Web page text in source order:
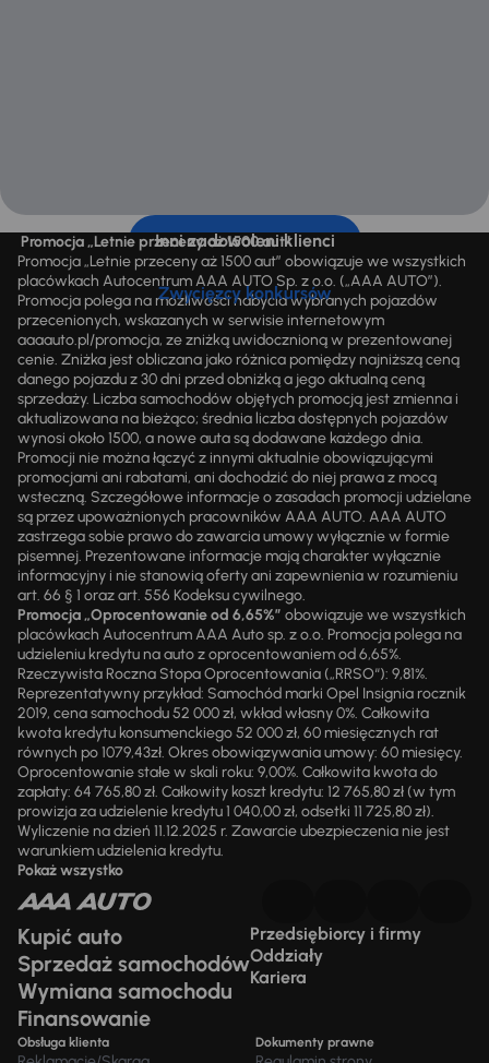
Inni zadowoleni klienci
Zwycięzcy konkursów
Promocja „Letnie przeceny aż 1500 aut”
Promocja „Letnie przeceny aż 1500 aut” obowiązuje we wszystkich
placówkach Autocentrum AAA AUTO Sp. z o.o. („AAA AUTO”).
Promocja polega na możliwości nabycia wybranych pojazdów
przecenionych, wskazanych w serwisie internetowym
aaaauto.pl/promocja, ze zniżką uwidocznioną w prezentowanej
cenie. Zniżka jest obliczana jako różnica pomiędzy najniższą ceną
danego pojazdu z 30 dni przed obniżką a jego aktualną ceną
sprzedaży. Liczba samochodów objętych promocją jest zmienna i
aktualizowana na bieżąco; średnia liczba dostępnych pojazdów
wynosi około 1500, a nowe auta są dodawane każdego dnia.
Promocji nie można łączyć z innymi aktualnie obowiązującymi
promocjami ani rabatami, ani dochodzić do niej prawa z mocą
wsteczną. Szczegółowe informacje o zasadach promocji udzielane
są przez upoważnionych pracowników AAA AUTO. AAA AUTO
zastrzega sobie prawo do zawarcia umowy wyłącznie w formie
pisemnej. Prezentowane informacje mają charakter wyłącznie
informacyjny i nie stanowią oferty ani zapewnienia w rozumieniu
art. 66 § 1 oraz art. 556 Kodeksu cywilnego.
Promocja „Oprocentowanie od 6,65%” obowiązuje we wszystkich
placówkach Autocentrum AAA Auto sp. z o.o. Promocja polega na
udzieleniu kredytu na auto z oprocentowaniem od 6,65%.
Rzeczywista Roczna Stopa Oprocentowania („RRSO“): 9,81%.
Reprezentatywny przykład: Samochód marki Opel Insignia rocznik
2019, cena samochodu 52 000 zł, wkład własny 0%. Całkowita
kwota kredytu konsumenckiego 52 000 zł, 60 miesięcznych rat
równych po 1079,43zł. Okres obowiązywania umowy: 60 miesięcy.
Oprocentowanie stałe w skali roku: 9,00%. Całkowita kwota do
zapłaty: 64 765,80 zł. Całkowity koszt kredytu: 12 765,80 zł (w tym
prowizja za udzielenie kredytu 1 040,00 zł, odsetki 11 725,80 zł).
Wyliczenie na dzień 11.12.2025 r. Zawarcie ubezpieczenia nie jest
warunkiem udzielenia kredytu.
Pokaż wszystko
Kupić auto
Sprzedaż samochodów
Wymiana samochodu
Finansowanie
Przedsiębiorcy i firmy
Oddziały
Kariera
Obsługa klienta Dokumenty prawne